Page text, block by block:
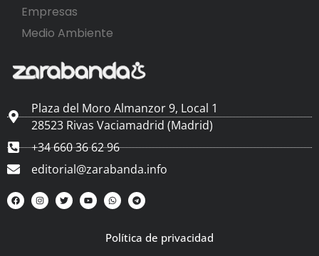
Empresas
Medio Ambiente
Plaza del Moro Almanzor 9, Local 1
28523 Rivas Vaciamadrid (Madrid)
+34 660 36 62 96
editorial@zarabanda.info
Política de privacidad